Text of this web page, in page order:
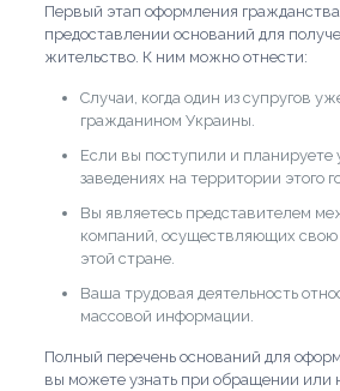
Первый этап оформления гражданства
предоставлении оснований для
жительство. К ним можно отнести:
Случаи, когда один из супругов
гражданином Украины.
Если вы поступили и планируете
заведениях на территории этого
Вы являетесь представителем
компаний, осуществляющих свою
этой стране.
Ваша трудовая деятельность
массовой информации.
Полный перечень оснований для
вы можете узнать при обращении или